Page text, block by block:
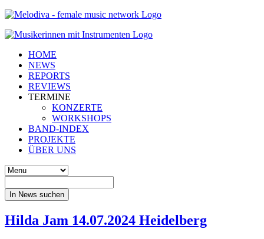
HOME
NEWS
REPORTS
REVIEWS
TERMINE
KONZERTE
WORKSHOPS
BAND-INDEX
PROJEKTE
ÜBER UNS
In News suchen
Hilda Jam 14.07.2024 Heidelberg